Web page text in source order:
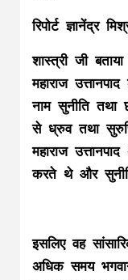
रिपोर्ट ज्ञानेंद्र
शास्त्री जी
महाराज
नाम सुनीति तथा
से ध्रुव तथा
महाराज
करते थे और
इसलिए वह
अधिक समय